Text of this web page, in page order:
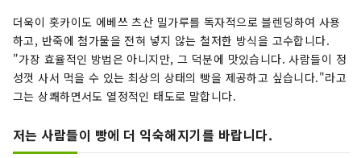
더욱이 홋카이도 에베쓰 츠산 밀가루를 독자적으로 블렌딩하여 사용
하고, 반죽에 첨가물을 전혀 넣지 않는 철저한 방식을 고수합니다.
"가장 효율적인 방법은 아니지만, 그 덕분에 맛있습니다. 사람들이 정
성껏 사서 먹을 수 있는 최상의 상태의 빵을 제공하고 싶습니다."라고
그는 상쾌하면서도 열정적인 태도로 말합니다.
저는 사람들이 빵에 더 익숙해지기를 바랍니다.